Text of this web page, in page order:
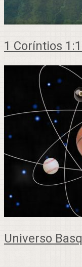
1 Coríntios
Universo